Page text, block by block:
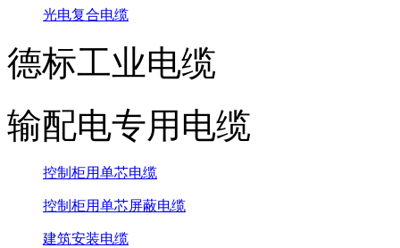
光电复合电缆
德标工业电缆
输配电专用电缆
控制柜用单芯电缆
控制柜用单芯屏蔽电缆
建筑安装电缆